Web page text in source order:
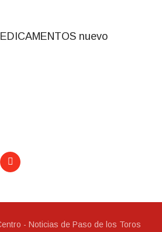
- Noticias de Paso de los Toros